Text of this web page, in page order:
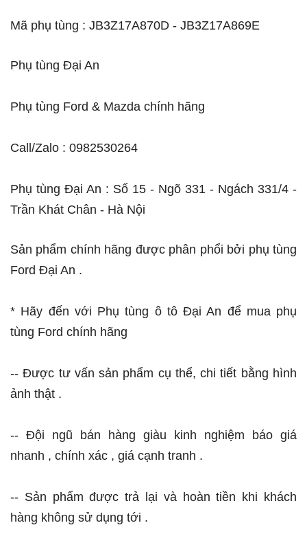
Mã phụ tùng : JB3Z17A870D - JB3Z17A869E
Phụ tùng Đại An
Phụ tùng Ford & Mazda chính hãng
Call/Zalo : 0982530264
Phụ tùng Đại An : Số 15 - Ngõ 331 - Ngách 331/4 -
Trần Khát Chân - Hà Nội
Sản phẩm chính hãng được phân phổi bởi phụ tùng
Ford Đại An .
* Hãy đến với Phụ tùng ô tô Đại An để mua phụ
tùng Ford chính hãng
-- Được tư vấn sản phẩm cụ thể, chi tiết bằng hình
ảnh thật .
-- Đội ngũ bán hàng giàu kinh nghiệm báo giá
nhanh , chính xác , giá cạnh tranh .
-- Sản phẩm được trả lại và hoàn tiền khi khách
hàng không sử dụng tới .